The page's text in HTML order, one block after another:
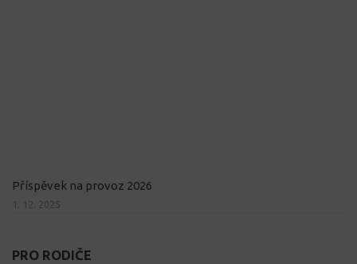
Příspěvek na provoz 2026
1. 12. 2025
PRO RODIČE